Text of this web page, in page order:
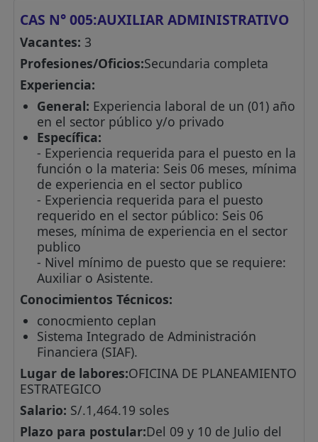
CAS N° 005:AUXILIAR ADMINISTRATIVO
Vacantes: 3
Profesiones/Oficios:Secundaria completa
Experiencia:
General: Experiencia laboral de un (01) año
en el sector público y/o privado
Específica:
- Experiencia requerida para el puesto en la
función o la materia: Seis 06 meses, mínima
de experiencia en el sector publico
- Experiencia requerida para el puesto
requerido en el sector público: Seis 06
meses, mínima de experiencia en el sector
publico
- Nivel mínimo de puesto que se requiere:
Auxiliar o Asistente.
Conocimientos Técnicos:
conocmiento ceplan
Sistema Integrado de Administración
Financiera (SIAF).
Lugar de labores:OFICINA DE PLANEAMIENTO
ESTRATEGICO
Salario: S/.1,464.19 soles
Plazo para postular:Del 09 y 10 de Julio del